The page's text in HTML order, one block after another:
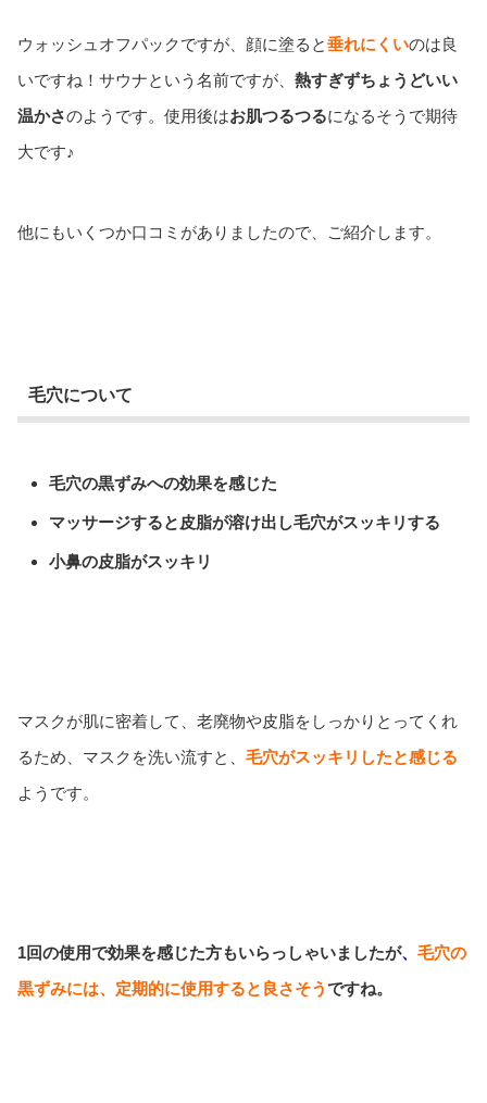
ウォッシュオフパックですが、顔に塗ると垂れにくいのは良
いですね！サウナという名前ですが、 熱すぎずちょうどいい
温かさのようです。使用後はお肌つるつるになるそうで期待
大です♪
他にもいくつか口コミがありましたので、ご紹介します。
毛穴について
毛穴の黒ずみへの効果を感じた
マッサージすると皮脂が溶け出し毛穴がスッキリする
小鼻の皮脂がスッキリ
マスクが肌に密着して、老廃物や皮脂をしっかりとってくれ
るため、マスクを洗い流すと、 毛穴がスッキリしたと感じる
ようです。
1回の使用で効果を感じた方もいらっしゃいましたが、 毛穴の
黒ずみには、定期的に使用すると良さそうですね。